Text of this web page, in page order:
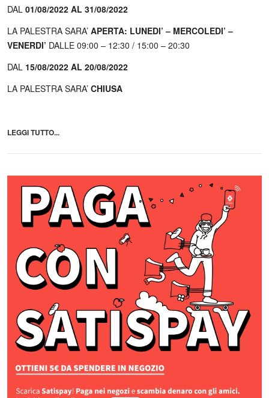
DAL 01/08/2022 AL 31/08/2022
LA PALESTRA SARA’ APERTA: LUNEDI’ – MERCOLEDI’ –
VENERDI’ DALLE 09:00 – 12:30 / 15:00 – 20:30
DAL 15/08/2022 AL 20/08/2022
LA PALESTRA SARA’ CHIUSA
LEGGI TUTTO...